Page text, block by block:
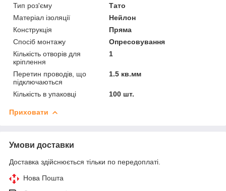
Тип роз'єму
Тато
Матеріал ізоляції
Нейлон
Конструкція
Пряма
Спосіб монтажу
Опресовування
Кількість отворів для
кріплення
1
Перетин проводів, що
підключаються
1.5 кв.мм
Кількість в упаковці 100 шт.
Приховати
Умови доставки
Доставка здійснюється тільки по передоплаті.
Нова Пошта